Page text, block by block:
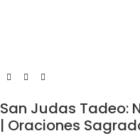
San Judas Tadeo:
| Oraciones